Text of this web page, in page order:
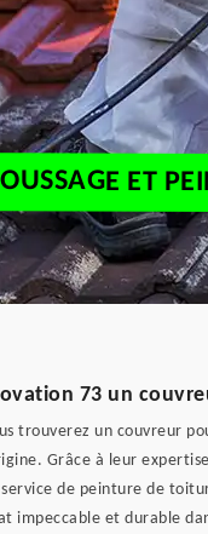
ET
73 un
trouverez un couvreur
Grâce à leur
de peinture de
impeccable et durable